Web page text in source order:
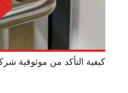
كيفية التأكد من موثوقية